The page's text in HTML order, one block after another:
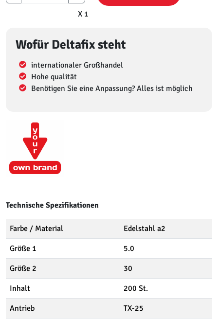
X 1
Wofür Deltafix steht
internationaler Großhandel
Hohe qualität
Benötigen Sie eine Anpassung? Alles ist möglich
Technische Spezifikationen
Farbe / Material Edelstahl a2
Größe 1 5.0
Größe 2 30
Inhalt 200 St.
Antrieb TX-25